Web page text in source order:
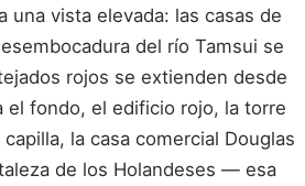
una vista elevada: las casas de
del río Tamsui se
rojos se extienden desde
el fondo, el edificio rojo, la torre
la casa comercial Douglas
de los Holandeses — esa